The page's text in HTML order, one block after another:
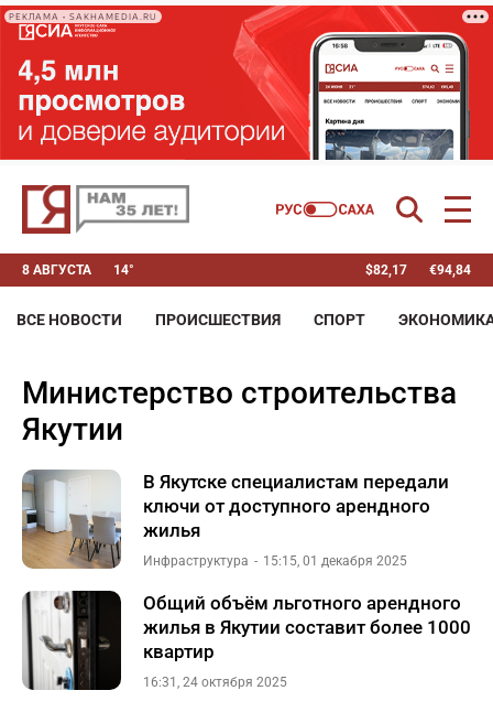
РЕКЛАМА • SAKHAMEDIA.RU
8 АВГУСТА 14° $82,17 €94,84
ВСЕ НОВОСТИ ПРОИСШЕСТВИЯ СПОРТ
Министерство строительства
Якутии
В Якутске специалистам передали
ключи от доступного арендного
жилья
Инфраструктура 15:15, 01 декабря 2025
Общий объём льготного арендного
жилья в Якутии составит более 1000
квартир
16:31, 24 октября 2025